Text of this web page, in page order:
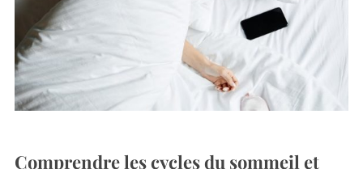
Comprendre les cycles du sommeil et